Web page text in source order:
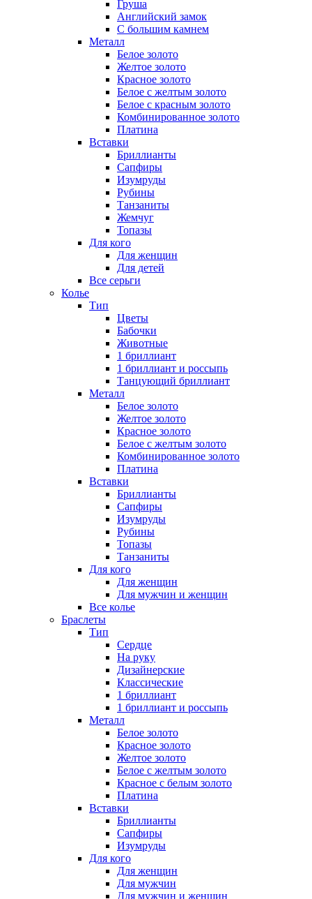
Груша
Английский замок
С большим камнем
Металл
Белое золото
Желтое золото
Красное золото
Белое с желтым золото
Белое с красным золото
Комбинированное золото
Платина
Вставки
Бриллианты
Сапфиры
Изумруды
Рубины
Танзаниты
Жемчуг
Топазы
Для кого
Для женщин
Для детей
Все серьги
Колье
Тип
Цветы
Бабочки
Животные
1 бриллиант
1 бриллиант и россыпь
Танцующий бриллиант
Металл
Белое золото
Желтое золото
Красное золото
Белое с желтым золото
Комбинированное золото
Платина
Вставки
Бриллианты
Сапфиры
Изумруды
Рубины
Топазы
Танзаниты
Для кого
Для женщин
Для мужчин и женщин
Все колье
Браслеты
Тип
Сердце
На руку
Дизайнерские
Классические
1 бриллиант
1 бриллиант и россыпь
Металл
Белое золото
Красное золото
Желтое золото
Белое с желтым золото
Красное с белым золото
Платина
Вставки
Бриллианты
Сапфиры
Изумруды
Для кого
Для женщин
Для мужчин
Для мужчин и женщин